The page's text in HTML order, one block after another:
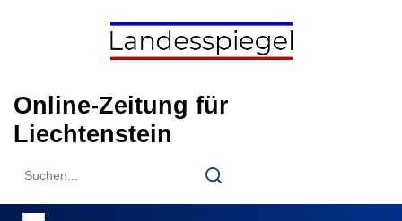
Online-Zeitung für
Liechtenstein
Search
Search